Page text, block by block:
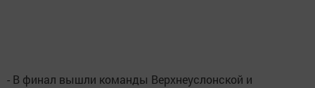
- В финал вышли команды Верхнеуслонской и